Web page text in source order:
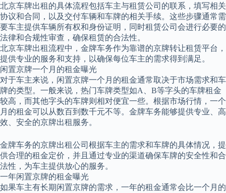
北京车牌出租的具体流程包括车主与租赁公司的联系，填写相关
协议和合同，以及交付车辆和车牌的相关手续。这些步骤通常需
要车主提供车辆所有权和身份证明，同时租赁公司会进行必要的
法律和合规性审查，确保租赁的合法性。
北京车牌出租流程中，金牌车务作为靠谱的京牌转让租赁平台，
提供专业的服务和支持，以确保每位车主的需求得到满足。
闲置京牌一个月的租金曝光
对于车主来说，闲置京牌一个月的租金通常取决于市场需求和车
牌的类型。一般来说，热门车牌类型如A、B等字头的车牌租金
较高，而其他字头的车牌则相对便宜一些。根据市场行情，一个
月的租金可以从数百到数千元不等。金牌车务能够提供专业、高
效、安全的京牌出租服务。
金牌车务的京牌出租公司根据车主的需求和车牌的具体情况，提
供合理的租金定价，并且通过专业的渠道确保车牌的安全性和合
法性，为车主提供放心的服务。
一年闲置京牌的租金曝光
如果车主有长期闲置京牌的需求，一年的租金通常会比一个月的